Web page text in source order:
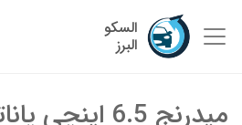
السکو
البرز